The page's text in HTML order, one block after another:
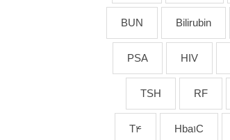
Bilirubin
BUN
HIV
PSA
RF
TSH
Hba1C
T4